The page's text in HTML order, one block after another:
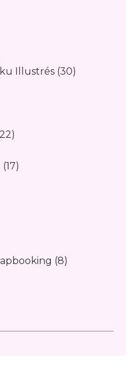
Illustrés (30)
(17)
(8)